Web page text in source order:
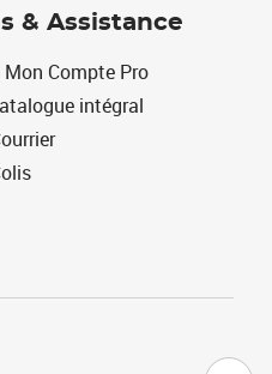
& Assistance
Compte Pro
intégral